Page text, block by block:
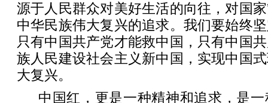
源于人民群众对美好生活的向往，对国
中华民族伟大复兴的追求。我们要始终
只有中国共产党才能救中国，只有中国
族人民建设社会主义新中国，实现中国
大复兴。
中国红，更是一种精神和追求，是